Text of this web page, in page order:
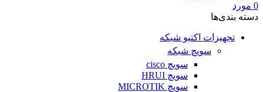
0 مورد
دسته‌ بندی‌ها
تجهیزات اکتیو شبکه
سویچ شبکه
سویچ cisco
سویچ HRUI
سویچ MICROTIK